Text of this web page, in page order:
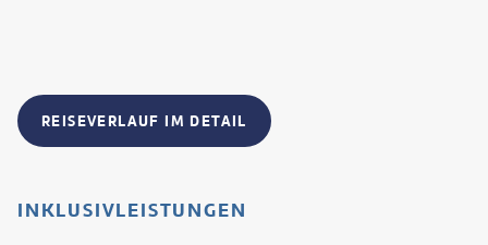
REISEVERLAUF IM DETAIL
INKLUSIVLEISTUNGEN